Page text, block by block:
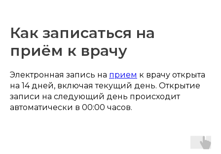
Как записаться на
приём к врачу
Электронная запись на прием к врачу открыта
на 14 дней, включая текущий день. Открытие
записи на следующий день происходит
автоматически в 00:00 часов.